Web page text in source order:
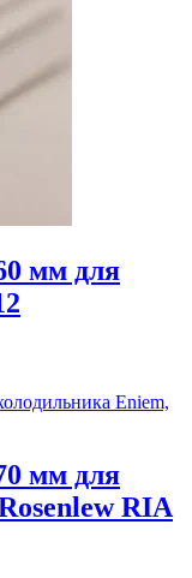
мм для
мм для
RIA